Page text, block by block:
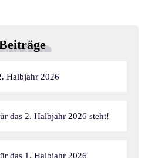
Halbjahr 2026
das 2. Halbjahr 2026 steht!
das 1. Halbjahr 2026